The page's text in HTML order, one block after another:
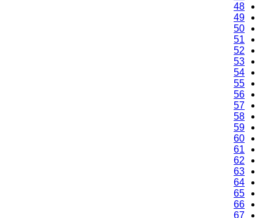
48
49
50
51
52
53
54
55
56
57
58
59
60
61
62
63
64
65
66
67